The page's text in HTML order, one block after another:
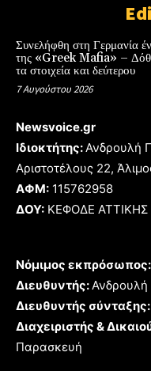
Συνελήφθη στη Γερμανία
της «Greek Mafia» –
τα στοιχεία και δεύτερου
7 Αυγούστου 2026
Newsvoice.gr
Ιδιοκτήτης: Ανδρουλή
Αριστοτέλους 22,
ΑΦΜ: 115762958
ΔΟΥ: ΚΕΦΟΔΕ ΑΤΤΙΚΗΣ
Νόμιμος εκπρόσωπος:
Διευθυντής:
Διευθυντής σύνταξης:
Διαχειριστής &
Παρασκευή